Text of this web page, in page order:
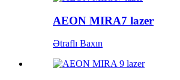
AEON MIRA7 lazer
Ətraflı Baxın